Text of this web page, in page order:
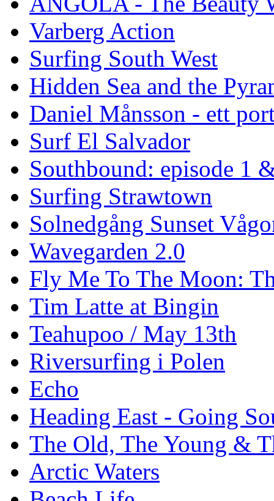
Varberg Action
Surfing South West
Hidden Sea and the
Daniel Månsson - ett
Surf El Salvador
Southbound: episode 1
Surfing Strawtown
Solnedgång Sunset
Wavegarden 2.0
Fly Me To The Moon:
Tim Latte at Bingin
Teahupoo / May 13th
Riversurfing i Polen
Echo
Heading East - Going
The Old, The Young &
Arctic Waters